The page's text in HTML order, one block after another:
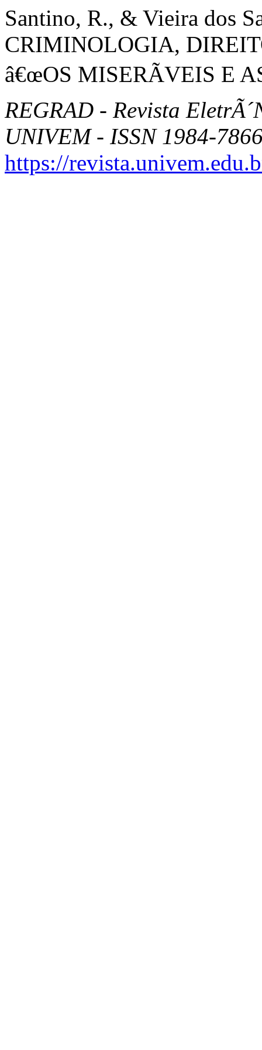
Santino, R., & Vieira dos
CRIMINOLOGIA,
â€œOS MISERÃVEIS E
REGRAD - Revista
UNIVEM - ISSN 1984-
https://